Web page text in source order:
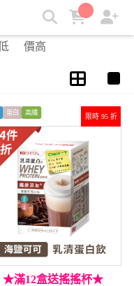
究室
價高
限時 95 折
蛋白 高纖
★滿12盒送搖搖杯★